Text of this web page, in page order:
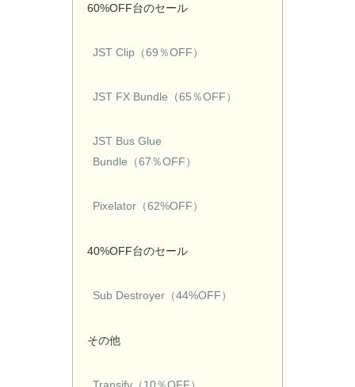
60%OFF台のセール
JST Clip（69％OFF）
JST FX Bundle（65％OFF）
JST Bus Glue
Bundle（67％OFF）
Pixelator（62%OFF）
40%OFF台のセール
Sub Destroyer（44%OFF）
その他